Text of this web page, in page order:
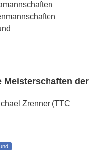
Meisterschaften der
Zrenner (TTC